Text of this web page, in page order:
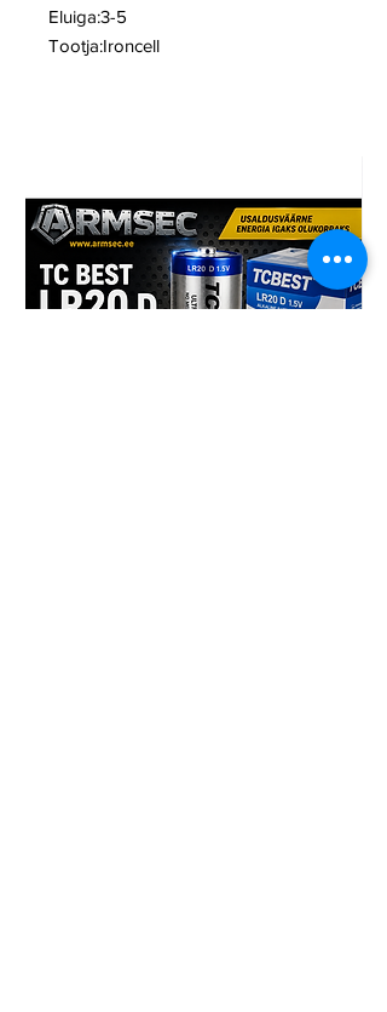
Eluiga:3-5
Tootja:Ironcell